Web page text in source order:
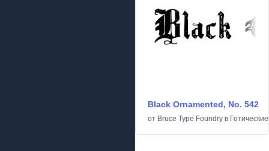
Black Ornamented, No. 542
от Bruce Type Foundry в Готические